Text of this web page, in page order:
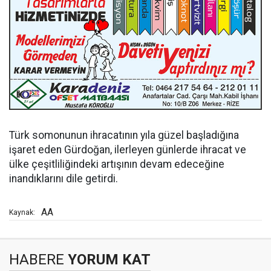
Türk somonunun ihracatının yıla güzel başladığına
işaret eden Gürdoğan, ilerleyen günlerde ihracat ve
ülke çeşitliliğindeki artışının devam edeceğine
inandıklarını dile getirdi.
Kaynak: AA
HABERE YORUM KAT